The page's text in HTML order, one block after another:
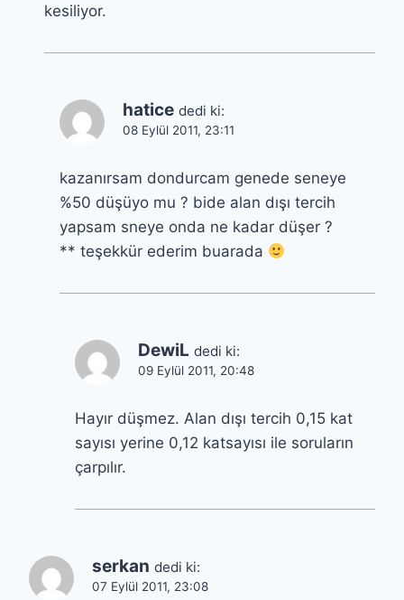
kesiliyor.
hatice dedi ki:
08 Eylül 2011, 23:11
kazanırsam dondurcam genede seneye
%50 düşüyo mu ? bide alan dışı tercih
yapsam sneye onda ne kadar düşer ?
** teşekkür ederim buarada
DewiL dedi ki:
09 Eylül 2011, 20:48
Hayır düşmez. Alan dışı tercih 0,15 kat
sayısı yerine 0,12 katsayısı ile soruların
çarpılır.
serkan dedi ki:
07 Eylül 2011, 23:08